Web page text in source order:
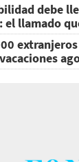
debe
el llamado